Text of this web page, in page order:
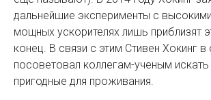
дальнейшие эксперименты с
мощных ускорителях лишь приблизят
конец. В связи с этим Стивен Хокинг
посоветовал коллегам-ученым искать
пригодные для проживания.